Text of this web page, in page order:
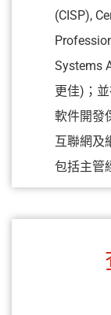
(CISP),
Systems
更佳)；
軟件開發
互聯網及
包括主管